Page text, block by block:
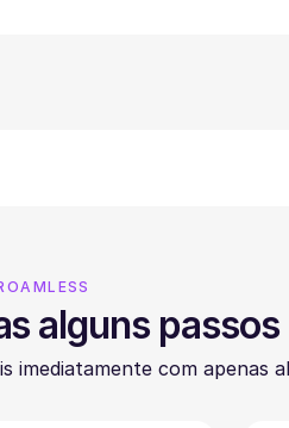
alguns passos
imediatamente com apenas